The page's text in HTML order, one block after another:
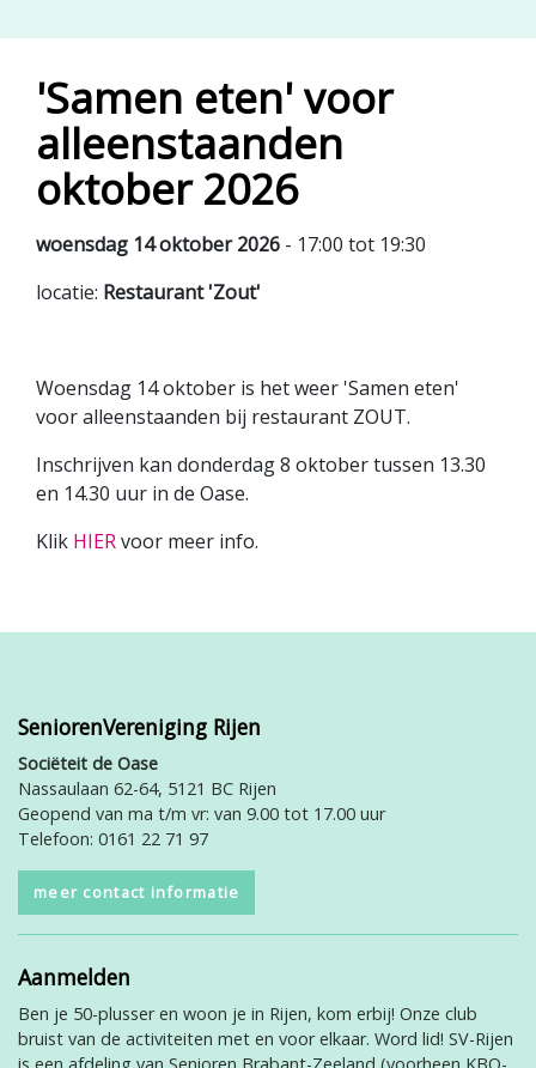
'Samen eten' voor
alleenstaanden
oktober 2026
woensdag 14 oktober 2026 - 17:00 tot 19:30
locatie: Restaurant 'Zout'
Woensdag 14 oktober is het weer 'Samen eten'
voor alleenstaanden bij restaurant ZOUT.
Inschrijven kan donderdag 8 oktober tussen 13.30
en 14.30 uur in de Oase.
Klik HIERvoor meer info.
SeniorenVereniging Rijen
Sociëteit de Oase
Nassaulaan 62-64, 5121 BC Rijen
Geopend van ma t/m vr: van 9.00 tot 17.00 uur
Telefoon: 0161 22 71 97
meer contact informatie
Aanmelden
Ben je 50-plusser en woon je in Rijen, kom erbij! Onze club
bruist van de activiteiten met en voor elkaar. Word lid! SV-Rijen